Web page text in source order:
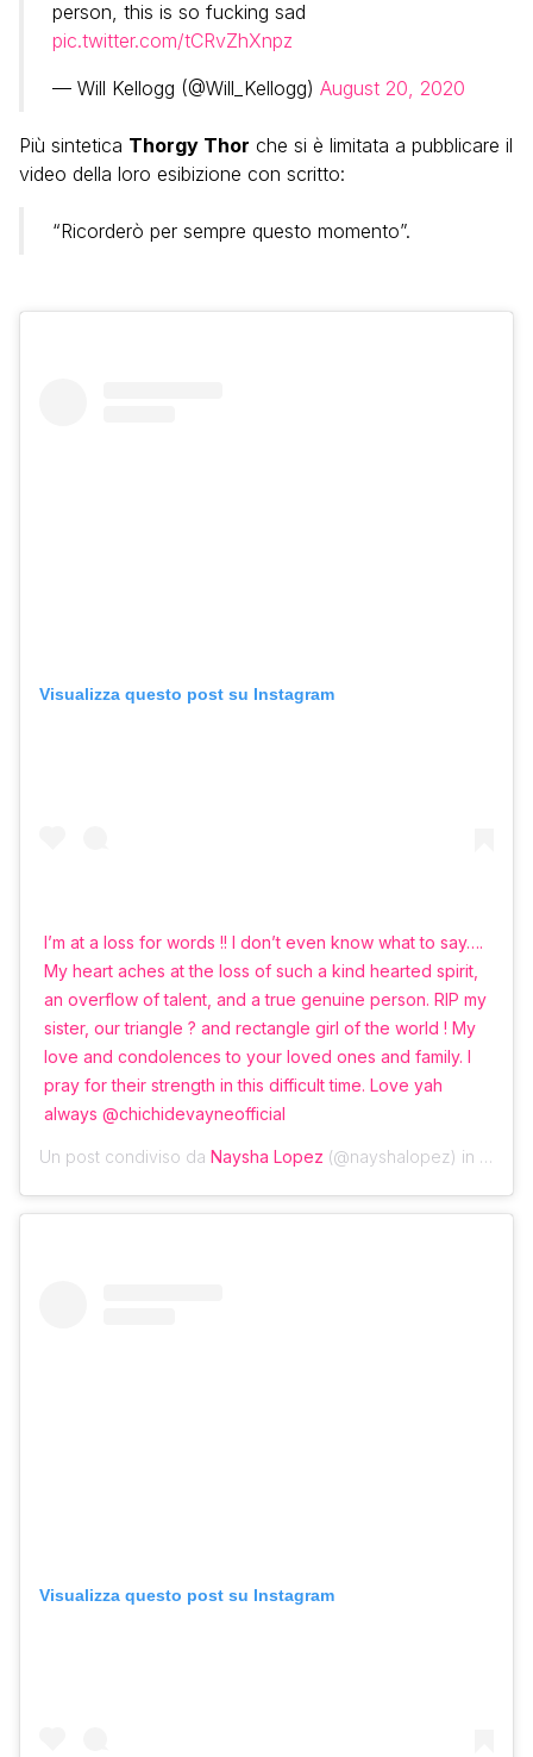
person, this is so fucking sad
pic.twitter.com/tCRvZhXnpz
— Will Kellogg (@Will_Kellogg) August 20, 2020
Più sintetica Thorgy Thor che si è limitata a pubblicare il
video della loro esibizione con scritto:
“Ricorderò per sempre questo momento”.
Visualizza questo post su Instagram
I’m at a loss for words !! I don’t even know what to say….
My heart aches at the loss of such a kind hearted spirit,
an overflow of talent, and a true genuine person. RIP my
sister, our triangle ?️ and rectangle girl of the world ! My
love and condolences to your loved ones and family. I
pray for their strength in this difficult time. Love yah
always @chichidevayneofficial
Un post condiviso da Naysha Lopez (@nayshalopez) in data:
Visualizza questo post su Instagram